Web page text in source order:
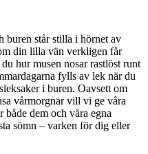
buren står stilla i hörnet av
din lilla vän verkligen får
hur musen nosar rastlöst runt
fylls av lek när du
i buren. Oavsett om
vårmorgnar vill vi ge våra
både dem och våra egna
sömn – varken för dig eller